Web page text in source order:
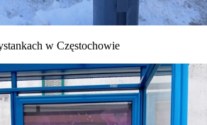
w Częstochowie